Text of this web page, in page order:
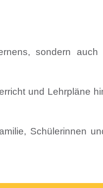
sondern auch
und Lehrpläne
Schülerinnen